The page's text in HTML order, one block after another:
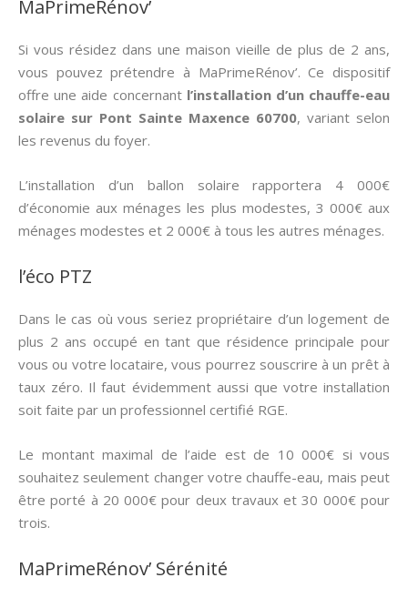
MaPrimeRénov’
Si vous résidez dans une maison vieille de plus de 2 ans,
vous pouvez prétendre à MaPrimeRénov’. Ce dispositif
offre une aide concernant l’installation d’un chauffe-eau
solaire sur Pont Sainte Maxence 60700, variant selon
les revenus du foyer.
L’installation d’un ballon solaire rapportera 4 000€
d’économie aux ménages les plus modestes, 3 000€ aux
ménages modestes et 2 000€ à tous les autres ménages.
l’éco PTZ
Dans le cas où vous seriez propriétaire d’un logement de
plus 2 ans occupé en tant que résidence principale pour
vous ou votre locataire, vous pourrez souscrire à un prêt à
taux zéro. Il faut évidemment aussi que votre installation
soit faite par un professionnel certifié RGE.
Le montant maximal de l’aide est de 10 000€ si vous
souhaitez seulement changer votre chauffe-eau, mais peut
être porté à 20 000€ pour deux travaux et 30 000€ pour
trois.
MaPrimeRénov’ Sérénité